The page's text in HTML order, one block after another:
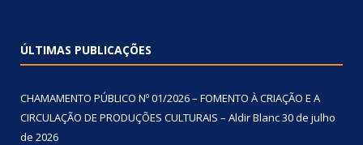
ÚLTIMAS PUBLICAÇÕES
CHAMAMENTO PÚBLICO Nº 01/2026 – FOMENTO À CRIAÇÃO E A
CIRCULAÇÃO DE PRODUÇÕES CULTURAIS – Aldir Blanc30 de julho
de 2026